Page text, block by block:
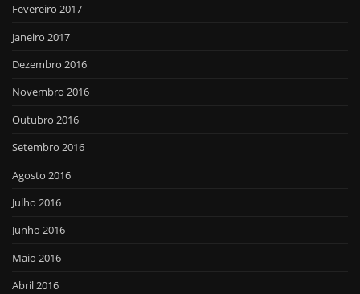
Fevereiro 2017
Janeiro 2017
Dezembro 2016
Novembro 2016
Outubro 2016
Setembro 2016
Agosto 2016
Julho 2016
Junho 2016
Maio 2016
Abril 2016